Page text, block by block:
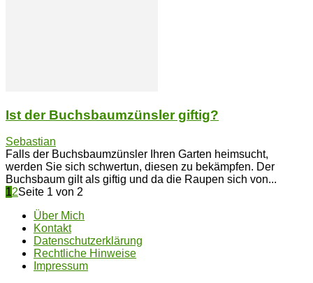
Ist der Buchsbaumzünsler giftig?
Sebastian
Falls der Buchsbaumzünsler Ihren Garten heimsucht,
werden Sie sich schwertun, diesen zu bekämpfen. Der
Buchsbaum gilt als giftig und da die Raupen sich von...
12Seite 1 von 2
Über Mich
Kontakt
Datenschutzerklärung
Rechtliche Hinweise
Impressum